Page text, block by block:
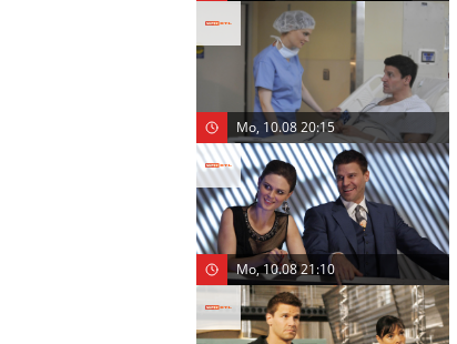
Mo, 10.08 20:15
Mo, 10.08 21:10